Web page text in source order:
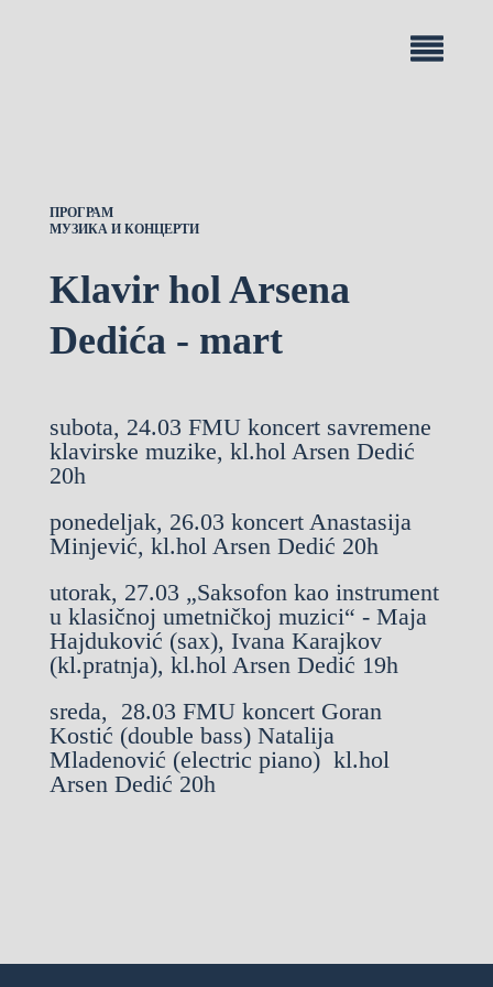
ПРОГРАМ
МУЗИКА И КОНЦЕРТИ
Klavir hol Arsena
Dedića - mart
subota, 24.03 FMU koncert savremene
klavirske muzike, kl.hol Arsen Dedić
20h
ponedeljak, 26.03 koncert Anastasija
Minjević, kl.hol Arsen Dedić 20h
utorak, 27.03 „Saksofon kao instrument
u klasičnoj umetničkoj muzici“ - Maja
Hajduković (sax), Ivana Karajkov
(kl.pratnja), kl.hol Arsen Dedić 19h
sreda, 28.03 FMU koncert Goran
Kostić (double bass) Natalija
Mladenović (electric piano) kl.hol
Arsen Dedić 20h